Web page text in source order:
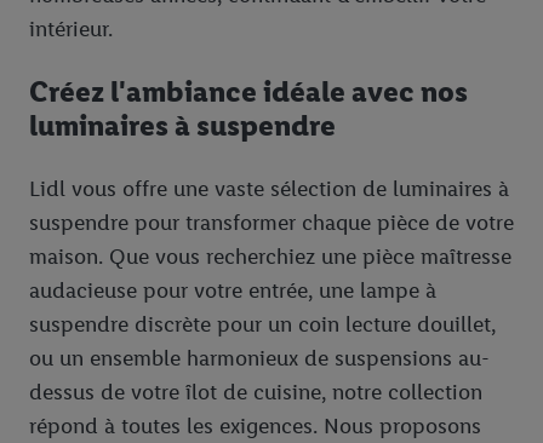
intérieur.
Créez l'ambiance idéale avec nos
luminaires à suspendre
Lidl vous offre une vaste sélection de luminaires à
suspendre pour transformer chaque pièce de votre
maison. Que vous recherchiez une pièce maîtresse
audacieuse pour votre entrée, une lampe à
suspendre discrète pour un coin lecture douillet,
ou un ensemble harmonieux de suspensions au-
dessus de votre îlot de cuisine, notre collection
répond à toutes les exigences. Nous proposons